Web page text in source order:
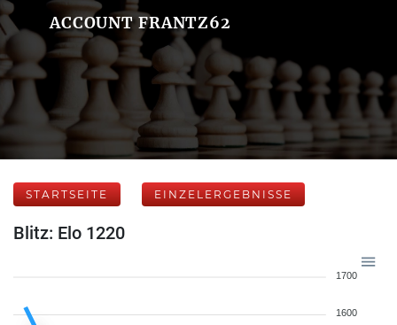
ACCOUNT FRANTZ62
STARTSEITE EINZELERGEBNISSE
Blitz: Elo 1220
1700
1600